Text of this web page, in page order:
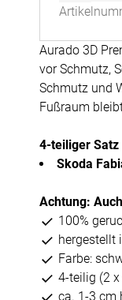
Aurado 3D
vor Schmutz,
Schmutz und
Fußraum
4-teiliger
Skoda
Achtung:
100%
hergestellt
Farbe:
4-teilig (2
ca. 1-3 cm